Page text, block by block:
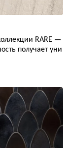
RARE —
получает уни